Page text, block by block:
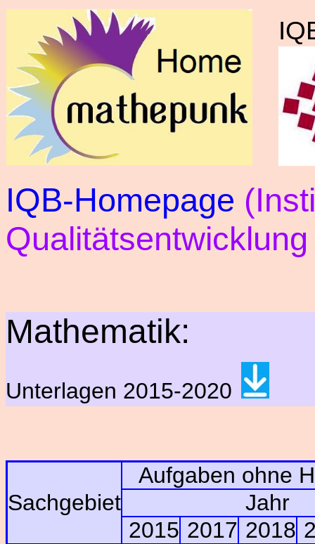
IQB-Homepage
Mathematik:
Unterlagen 2015-2020
Sachgebiet
Aufgaben ohne
Jahr
2015 2017 2018